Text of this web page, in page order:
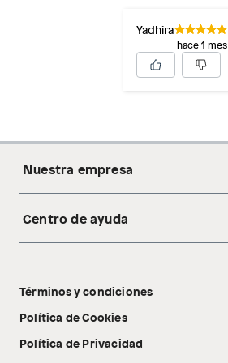
Yadhira
hace 1 mes
Nuestra empresa
Acerca de nosotros
Tecnología Pillow Walk
Centro de ayuda
Libro de reclamaciones
Términos y condiciones
Política de Cookies
Política de Privacidad